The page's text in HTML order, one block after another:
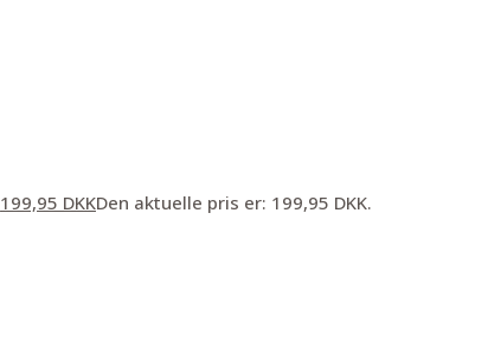
199,95 DKKDen aktuelle pris er: 199,95 DKK.